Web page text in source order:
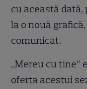
cu această
la o nouă
comunicat.
„Mereu cu tine”
oferta acestui